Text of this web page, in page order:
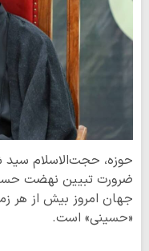
حوزه، حجت‌الاسلام
ضرورت تبیین نهضت
جهان امروز بیش از هر
«حسینی» است.